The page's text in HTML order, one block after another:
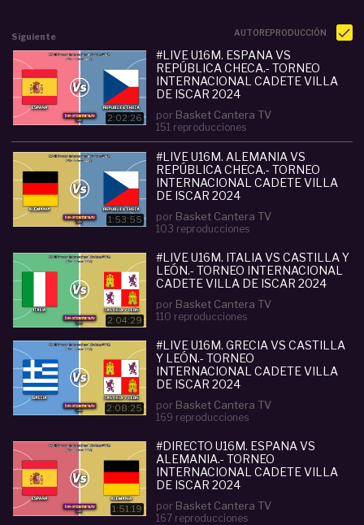
que supera los 32,3 millones de visualizaciones
en todo el mundo.
Información TWITTER: @BasketCanteraTV
INSTAGRAM: / basketcantera
Categoria :Cadete (U15-U16)
#directo #u16m #rep #uacute #blica #checa
#
castilla
#le #oacute #n #torneo #internacional
#villa #de # iscar # 2024
Siguiente AUTOREPRODUCCIÓN
2:02:26
#LIVE U16M. ESPAÑA VS
REPÚBLICA CHECA.- TORNEO
INTERNACIONAL CADETE VILLA
DE ISCAR 2024
por Basket Cantera TV
151 reproducciones
1:53:55
#LIVE U16M. ALEMANIA VS
REPÚBLICA CHECA.- TORNEO
INTERNACIONAL CADETE VILLA
DE ISCAR 2024
por Basket Cantera TV
103 reproducciones
2:04:29
#LIVE U16M. ITALIA VS CASTILLA Y
LEÓN.- TORNEO INTERNACIONAL
CADETE VILLA DE ISCAR 2024
por Basket Cantera TV
110 reproducciones
2:08:25
#LIVE U16M. GRECIA VS CASTILLA
Y LEÓN.- TORNEO
INTERNACIONAL CADETE VILLA
DE ISCAR 2024
por Basket Cantera TV
169 reproducciones
1:51:19
#DIRECTO U16M. ESPAÑA VS
ALEMANIA.- TORNEO
INTERNACIONAL CADETE VILLA
DE ISCAR 2024
por Basket Cantera TV
167 reproducciones